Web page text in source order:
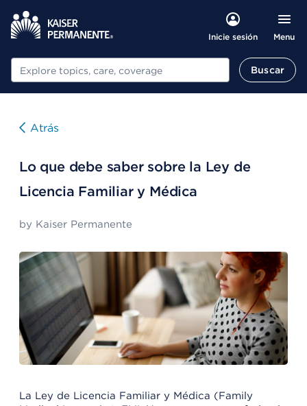
Inicie sesión Menu
Buscar Buscar
Atrás
Lo que debe saber sobre la Ley de
Licencia Familiar y Médica
by Kaiser Permanente
La Ley de Licencia Familiar y Médica (Family